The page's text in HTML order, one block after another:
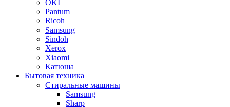
OKI
Pantum
Ricoh
Samsung
Sindoh
Xerox
Xiaomi
Катюша
Бытовая техника
Стиральные машины
Samsung
Sharp